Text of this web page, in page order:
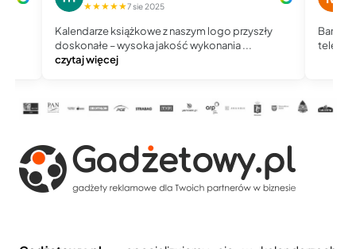
★★★★★7 sie 2025
Kalendarze książkowe z naszym logo przyszły
doskonałe – wysoka jakość wykonania ...
czytaj więcej
Bardzo